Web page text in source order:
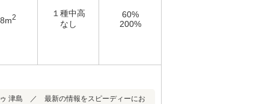
2
１種中高
なし
60%
200%
津島 ／ 最新の情報をスピーディーにお